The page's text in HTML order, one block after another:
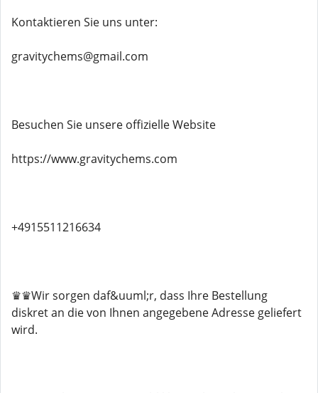
Kontaktieren Sie uns unter:
gravitychems@gmail.com
Besuchen Sie unsere offizielle Website
https://www.gravitychems.com
+4915511216634
♛♛Wir sorgen daf&uuml;r, dass Ihre Bestellung
diskret an die von Ihnen angegebene Adresse geliefert
wird.